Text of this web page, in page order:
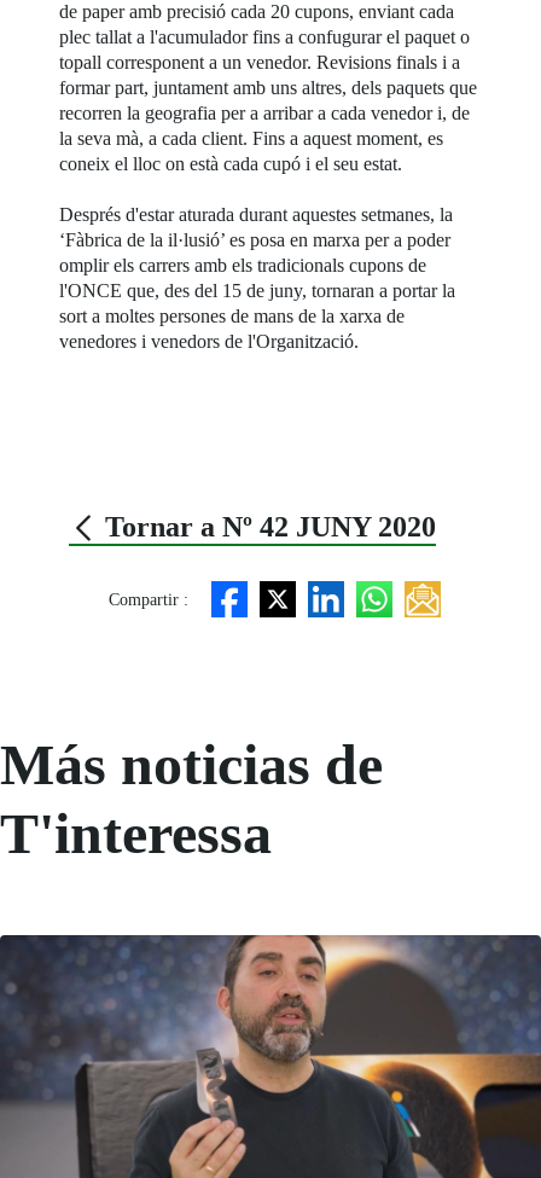
de paper amb precisió cada 20 cupons, enviant cada
plec tallat a l'acumulador fins a confugurar el paquet o
topall corresponent a un venedor. Revisions finals i a
formar part, juntament amb uns altres, dels paquets que
recorren la geografia per a arribar a cada venedor i, de
la seva mà, a cada client. Fins a aquest moment, es
coneix el lloc on està cada cupó i el seu estat.
Després d'estar aturada durant aquestes setmanes, la
‘Fàbrica de la il·lusió’ es posa en marxa per a poder
omplir els carrers amb els tradicionals cupons de
l'ONCE que, des del 15 de juny, tornaran a portar la
sort a moltes persones de mans de la xarxa de
venedores i venedors de l'Organització.
Tornar a Nº 42 JUNY 2020
Compartir :
Más noticias de
T'interessa